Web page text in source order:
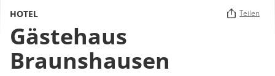
HOTEL Teilen
Gästehaus
Braunshausen